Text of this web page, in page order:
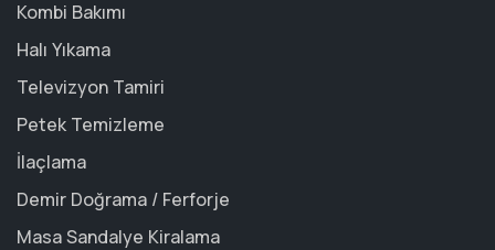
Kombi Bakımı
Halı Yıkama
Televizyon Tamiri
Petek Temizleme
İlaçlama
Demir Doğrama / Ferforje
Masa Sandalye Kiralama